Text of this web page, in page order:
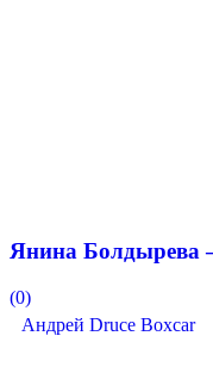
Янина Болдырева
(0)
Андрей Druce Boxcar